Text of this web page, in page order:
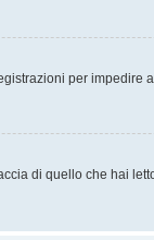
per impedire
di quello che hai